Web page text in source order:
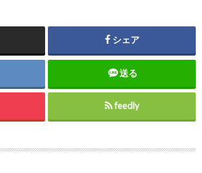
シェア
送る
feedly